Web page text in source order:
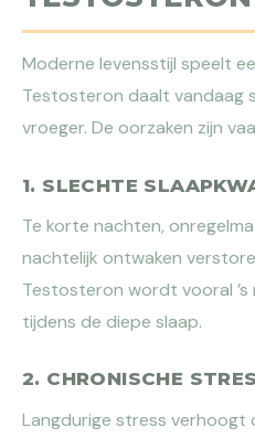
Moderne levensstijl speelt
Testosteron daalt vandaag
vroeger. De oorzaken zijn
1. SLECHTE
Te korte nachten,
nachtelijk ontwaken
Testosteron wordt vooral
tijdens de diepe slaap.
2. CHRONISCHE
Langdurige stress